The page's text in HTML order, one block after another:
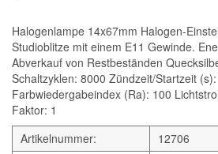
Halogenlampe 14x67mm Halogen-
Studioblitze mit einem E11 Gewinde.
Abverkauf von Restbeständen
Schaltzyklen: 8000 Zündzeit/Startzeit
Farbwiedergabeindex (Ra): 100
Faktor: 1
Artikelnummer:
12706